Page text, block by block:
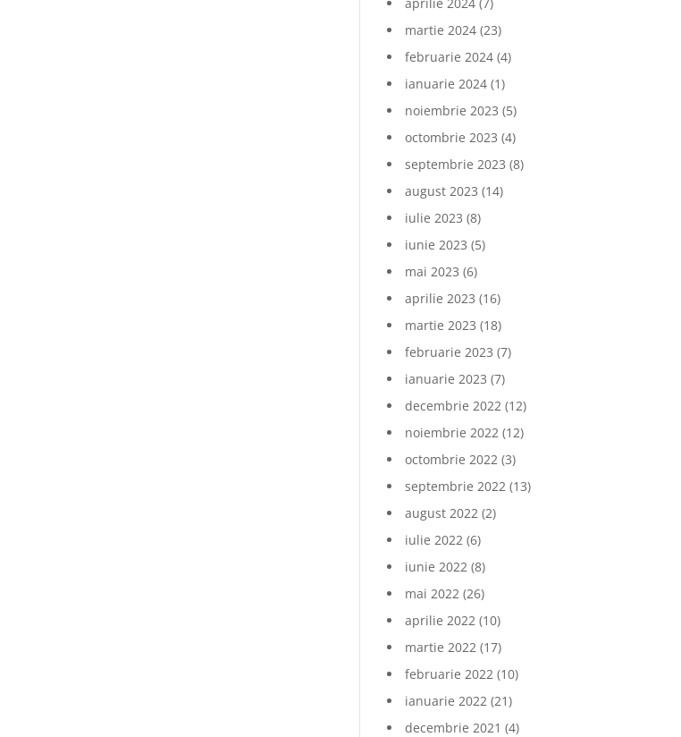
martie 2024 (23)
februarie 2024 (4)
ianuarie 2024 (1)
noiembrie 2023 (5)
octombrie 2023 (4)
septembrie 2023 (8)
august 2023 (14)
iulie 2023 (8)
iunie 2023 (5)
mai 2023 (6)
aprilie 2023 (16)
martie 2023 (18)
februarie 2023 (7)
ianuarie 2023 (7)
decembrie 2022 (12)
noiembrie 2022 (12)
octombrie 2022 (3)
septembrie 2022 (13)
august 2022 (2)
iulie 2022 (6)
iunie 2022 (8)
mai 2022 (26)
aprilie 2022 (10)
martie 2022 (17)
februarie 2022 (10)
ianuarie 2022 (21)
decembrie 2021 (4)